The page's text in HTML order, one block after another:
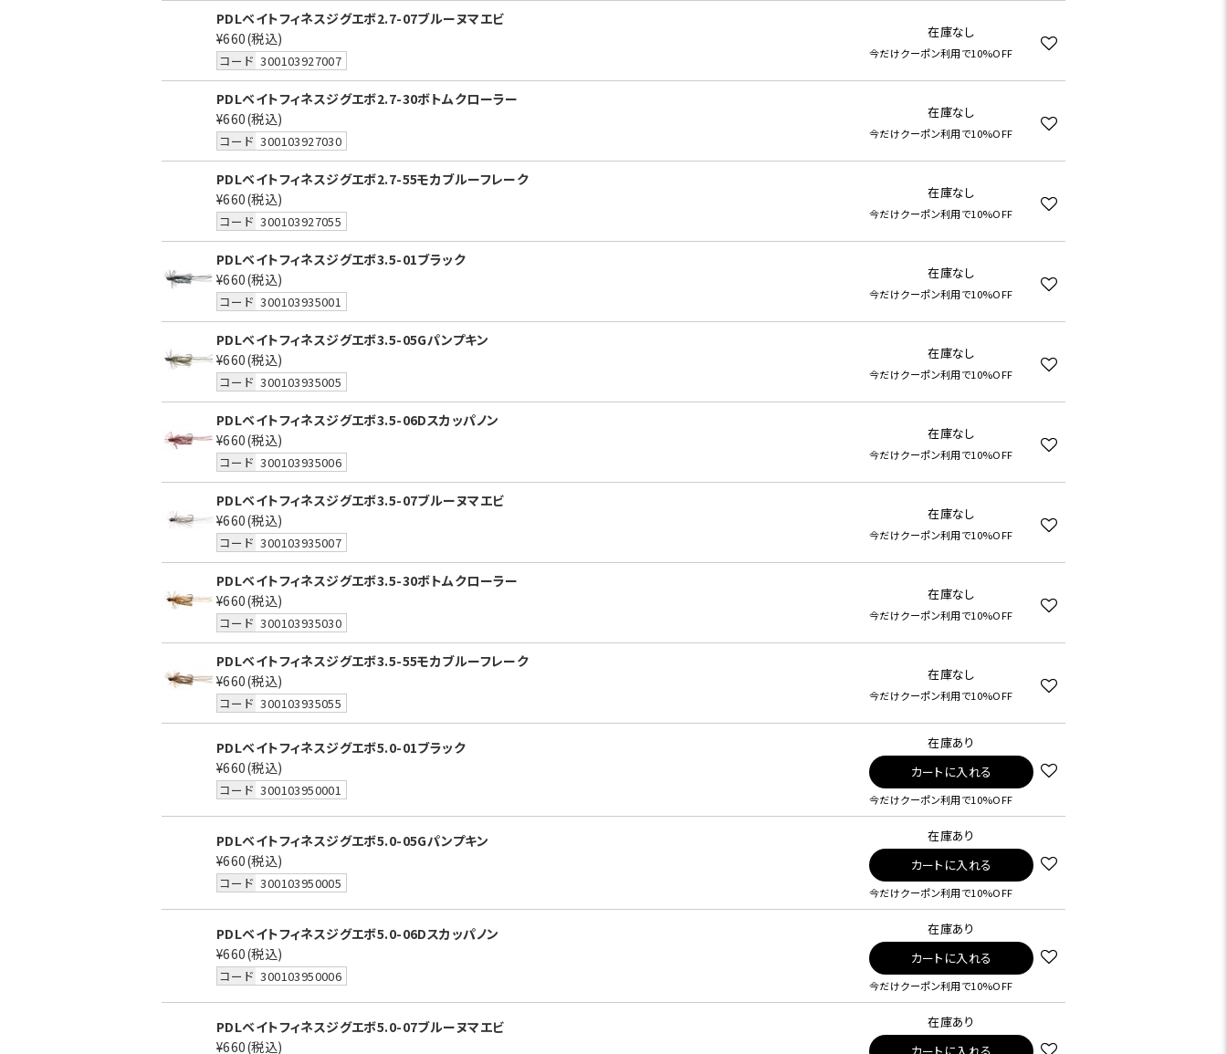
PDLベイトフィネスジグエボ2.7-07ブルーヌマエビ
¥660(税込)
コード 300103927007
在庫なし
今だけクーポン利用で10%OFF
PDLベイトフィネスジグエボ2.7-30ボトムクローラー
¥660(税込)
コード 300103927030
在庫なし
今だけクーポン利用で10%OFF
PDLベイトフィネスジグエボ2.7-55モカブルーフレーク
¥660(税込)
コード 300103927055
在庫なし
今だけクーポン利用で10%OFF
PDLベイトフィネスジグエボ3.5-01ブラック
¥660(税込)
コード 300103935001
在庫なし
今だけクーポン利用で10%OFF
PDLベイトフィネスジグエボ3.5-05Gパンプキン
¥660(税込)
コード 300103935005
在庫なし
今だけクーポン利用で10%OFF
PDLベイトフィネスジグエボ3.5-06Dスカッパノン
¥660(税込)
コード 300103935006
在庫なし
今だけクーポン利用で10%OFF
PDLベイトフィネスジグエボ3.5-07ブルーヌマエビ
¥660(税込)
コード 300103935007
在庫なし
今だけクーポン利用で10%OFF
PDLベイトフィネスジグエボ3.5-30ボトムクローラー
¥660(税込)
コード 300103935030
在庫なし
今だけクーポン利用で10%OFF
PDLベイトフィネスジグエボ3.5-55モカブルーフレーク
¥660(税込)
コード 300103935055
在庫なし
今だけクーポン利用で10%OFF
PDLベイトフィネスジグエボ5.0-01ブラック
¥660(税込)
コード 300103950001
在庫あり
カートに入れる
今だけクーポン利用で10%OFF
PDLベイトフィネスジグエボ5.0-05Gパンプキン
¥660(税込)
コード 300103950005
在庫あり
カートに入れる
今だけクーポン利用で10%OFF
PDLベイトフィネスジグエボ5.0-06Dスカッパノン
¥660(税込)
コード 300103950006
在庫あり
カートに入れる
今だけクーポン利用で10%OFF
PDLベイトフィネスジグエボ5.0-07ブルーヌマエビ
¥660(税込)
在庫あり